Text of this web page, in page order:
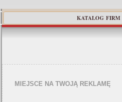
KATALOG FIRM
MIEJSCE NA TWOJĄ REKLAMĘ